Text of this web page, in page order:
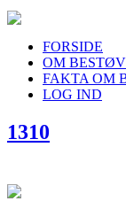
FORSIDE
OM
FAKTA OM
LOG IND
1310